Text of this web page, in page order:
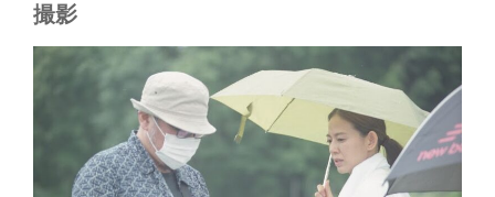
撮影